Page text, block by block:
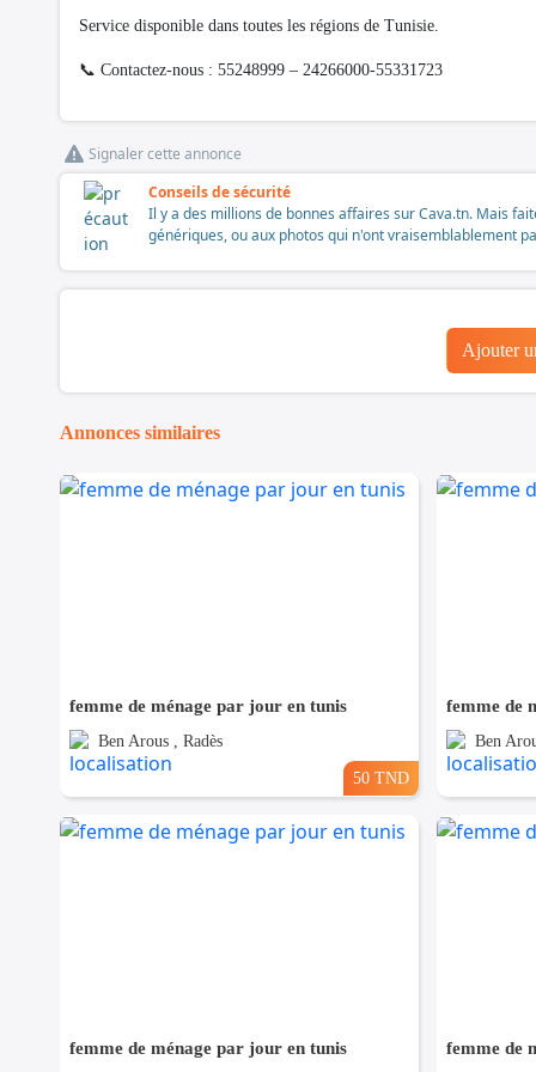
Service disponible dans toutes les régions de Tunisie.
📞 Contactez-nous : 55248999 – 24266000-55331723
Signaler cette annonce
Conseils de sécurité
Il y a des millions de bonnes affaires sur Cava.tn. Mais
génériques, ou aux photos qui n'ont vraisemblablement
Ajouter
Annonces similaires
femme de ménage par jour en tunis
Ben Arous , Radès
50 TND
femme de
Ben
femme de ménage par jour en tunis femme de